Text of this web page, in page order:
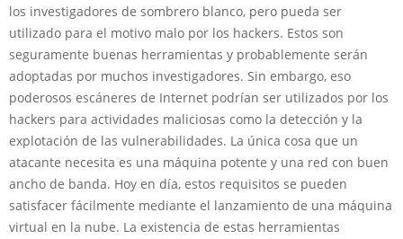
los investigadores de sombrero blanco, pero pueda ser
utilizado para el motivo malo por los hackers. Estos son
seguramente buenas herramientas y probablemente serán
adoptadas por muchos investigadores. Sin embargo, eso
poderosos escáneres de Internet podrían ser utilizados por los
hackers para actividades maliciosas como la detección y la
explotación de las vulnerabilidades. La única cosa que un
atacante necesita es una máquina potente y una red con buen
ancho de banda. Hoy en día, estos requisitos se pueden
satisfacer fácilmente mediante el lanzamiento de una máquina
virtual en la nube. La existencia de estas herramientas